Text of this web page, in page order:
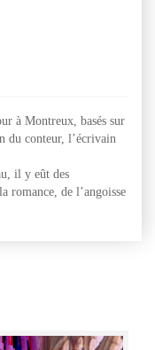
à Montreux, basés sur
du conteur, l’écrivain
il y eût des
romance, de l’angoisse